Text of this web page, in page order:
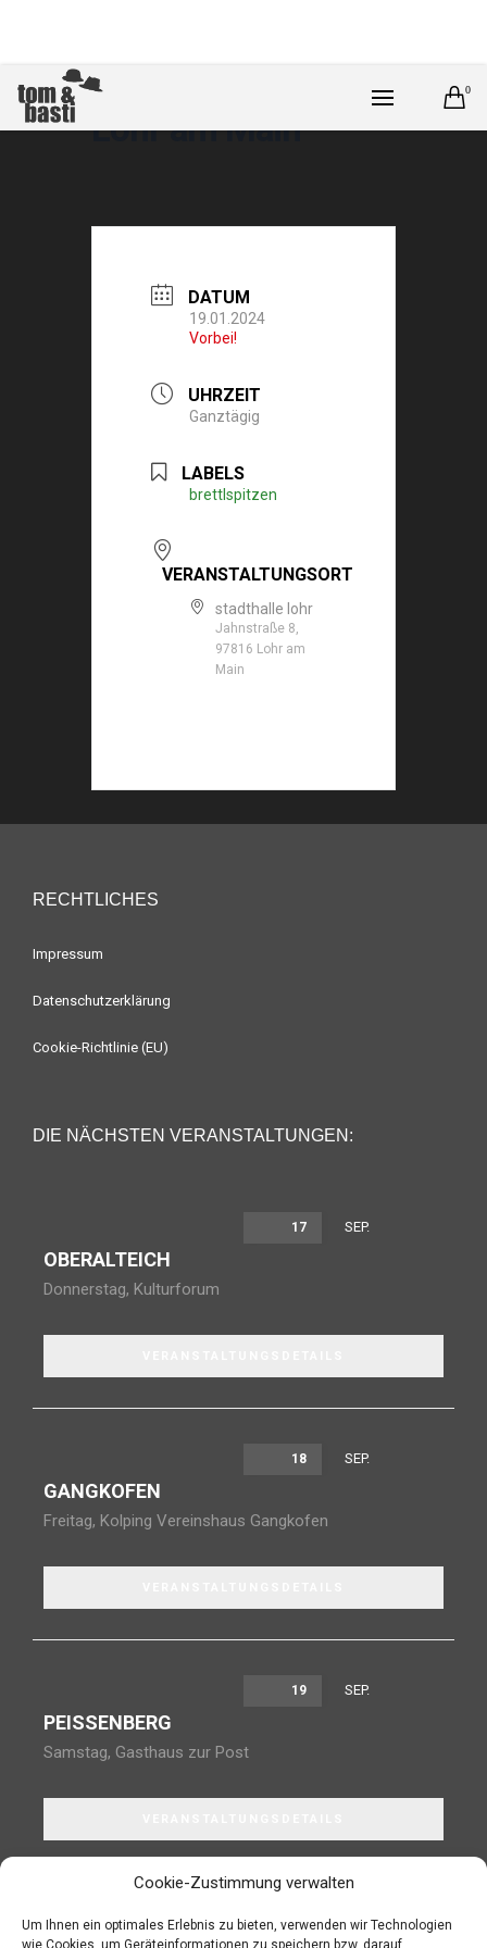
Cookie-Zustimmung verwalten
Um Ihnen ein optimales Erlebnis zu bieten, verwenden wir Technologien
wie Cookies, um Geräteinformationen zu speichern bzw. darauf
0
Lohr am Main
DATUM
19.01.2024
Vorbei!
UHRZEIT
Ganztägig
LABELS
brettlspitzen
VERANSTALTUNGSORT
stadthalle lohr
Jahnstraße 8,
97816 Lohr am
Main
RECHTLICHES
Impressum
Datenschutzerklärung
Cookie-Richtlinie (EU)
DIE NÄCHSTEN VERANSTALTUNGEN:
17 SEP.
OBERALTEICH
Donnerstag, Kulturforum
18 SEP.
GANGKOFEN
Freitag, Kolping Vereinshaus Gangkofen
19 SEP.
PEISSENBERG
Samstag, Gasthaus zur Post